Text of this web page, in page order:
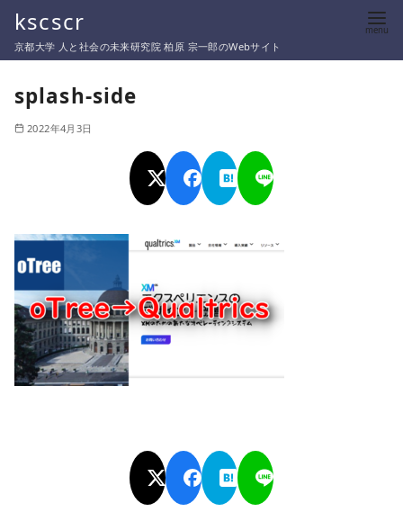
テ
kscscr
京都大学 人と社会の未来研究院 柏原 宗一郎のWebサイト
splash-side
2022年4月3日